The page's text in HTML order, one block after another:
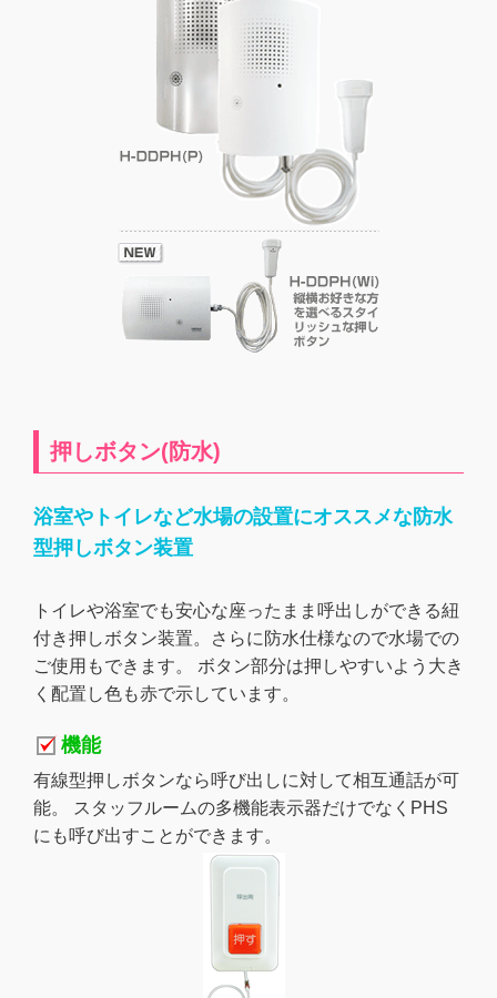
押しボタン(防水)
浴室やトイレなど水場の設置にオススメな防水
型押しボタン装置
トイレや浴室でも安心な座ったまま呼出しができる紐
付き押しボタン装置。さらに防水仕様なので水場での
ご使用もできます。 ボタン部分は押しやすいよう大き
く配置し色も赤で示しています。
機能
有線型押しボタンなら呼び出しに対して相互通話が可
能。 スタッフルームの多機能表示器だけでなくPHS
にも呼び出すことができます。